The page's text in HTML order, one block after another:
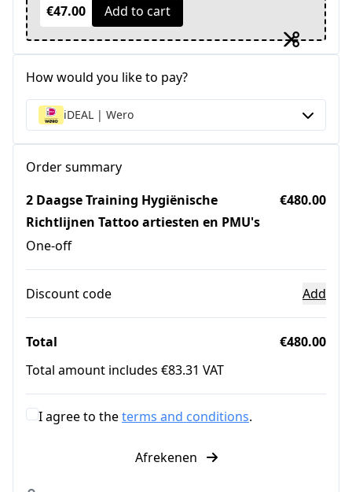
€47.00
Add to cart
How would you like to pay?
iDEAL | Wero
Order summary
2 Daagse Training Hygiënische
Richtlijnen Tattoo artiesten en PMU's
One-off
€480.00
Discount code Add
Total
€480.00
Total amount includes €83.31 VAT
I agree to theterms and conditions.
Afrekenen